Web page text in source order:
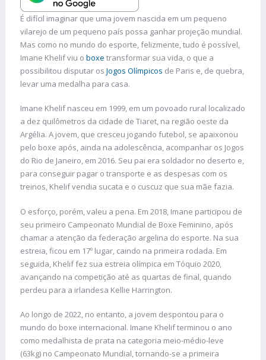
É difícil imaginar que uma jovem nascida em um pequeno
vilarejo de um pequeno país possa ganhar projeção mundial.
Mas como no mundo do esporte, felizmente, tudo é possível,
Imane Khelif viu o boxe transformar sua vida, o que a
possibilitou disputar os Jogos Olímpicos de Paris e, de quebra,
levar uma medalha para casa.
Imane Khelif nasceu em 1999, em um povoado rural localizado
a dez quilômetros da cidade de Tiaret, na região oeste da
Argélia. A jovem, que cresceu jogando futebol, se apaixonou
pelo boxe após, ainda na adolescência, acompanhar os Jogos
do Rio de Janeiro, em 2016. Seu pai era soldador no deserto e,
para conseguir pagar o transporte e as despesas com os
treinos, Khelif vendia sucata e o cuscuz que sua mãe fazia.
O esforço, porém, valeu a pena. Em 2018, Imane participou de
seu primeiro Campeonato Mundial de Boxe Feminino, após
chamar a atenção da federação argelina do esporte. Na sua
estreia, ficou em 17º lugar, caindo na primeira rodada. Em
seguida, Khelif fez sua estreia olímpica em Tóquio 2020,
avançando na competição até as quartas de final, quando
perdeu para a irlandesa Kellie Harrington.
Ao longo de 2022, no entanto, a jovem despontou para o
mundo do boxe internacional. Imane Khelif terminou o ano
como medalhista de prata na categoria meio-médio-leve
(63kg) no Campeonato Mundial, tornando-se a primeira